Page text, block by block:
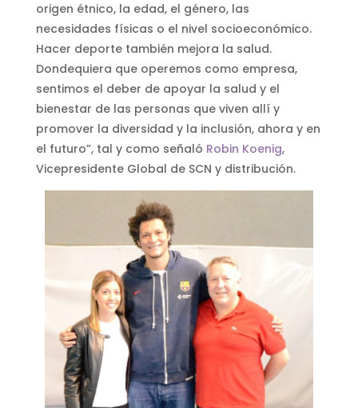
origen étnico, la edad, el género, las
necesidades físicas o el nivel socioeconómico.
Hacer deporte también mejora la salud.
Dondequiera que operemos como empresa,
sentimos el deber de apoyar la salud y el
bienestar de las personas que viven allí y
promover la diversidad y la inclusión, ahora y en
el futuro”, tal y como señaló Robin Koenig,
Vicepresidente Global de SCN y distribución.